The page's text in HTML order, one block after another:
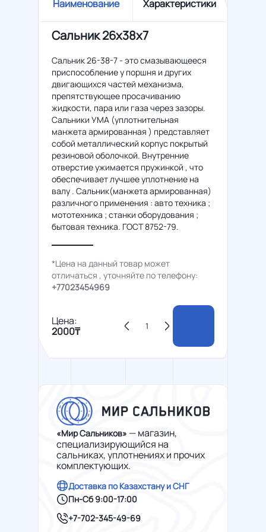
Наименование Характеристики
Сальник 26x38x7
Сальник 26-38-7 - это смазывающееся
приспособление у поршня и других
двигающихся частей механизма,
препятствующее просачиванию
жидкости, пара или газа через зазоры.
Сальники УМА (уплотнительная
манжета армированная ) представляет
собой металлический корпус покрытый
резиновой оболочкой. Внутренние
отверстие ужимается пружинкой , что
обеспечивает лучшее уплотнение на
валу . Сальник(манжета армированная)
различного применения : авто техника ;
мототехника ; станки оборудования ;
бытовая техника. ГОСТ 8752-79.
*Цена на данный товар может
отличаться , уточняйте по телефону:
+77023454969
Цена:
2000₸
«Мир Сальников» — магазин,
специализирующийся на
сальниках, уплотнениях и прочих
комплектующих.
Доставка по Казахстану и СНГ
Пн-Сб 9:00-17:00
+7-702-345-49-69